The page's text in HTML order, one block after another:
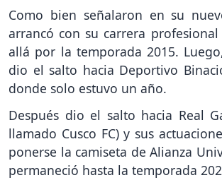
Como bien señalaron en su
arrancó con su carrera
allá por la temporada 2015.
dio el salto hacia Deportivo
donde solo estuvo un año.
Después dio el salto hacia Real
llamado Cusco FC) y sus
ponerse la camiseta de Alianza
permaneció hasta la temporada